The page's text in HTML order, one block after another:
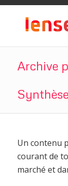
Archive
Un contenu
courant de
marché et